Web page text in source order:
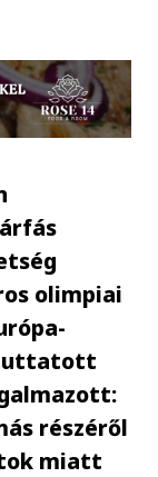
olimpiai
részéről
miatt